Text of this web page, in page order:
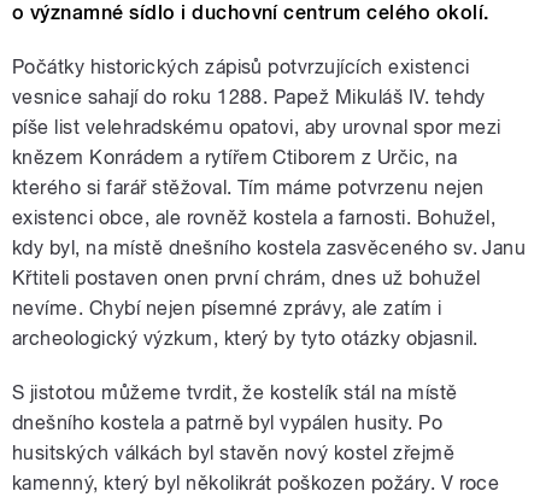
o významné sídlo i duchovní centrum celého okolí.
Počátky historických zápisů potvrzujících existenci
vesnice sahají do roku 1288. Papež Mikuláš IV. tehdy
píše list velehradskému opatovi, aby urovnal spor mezi
knězem Konrádem a rytířem Ctiborem z Určic, na
kterého si farář stěžoval. Tím máme potvrzenu nejen
existenci obce, ale rovněž kostela a farnosti. Bohužel,
kdy byl, na místě dnešního kostela zasvěceného sv. Janu
Křtiteli postaven onen první chrám, dnes už bohužel
nevíme. Chybí nejen písemné zprávy, ale zatím i
archeologický výzkum, který by tyto otázky objasnil.
S jistotou můžeme tvrdit, že kostelík stál na místě
dnešního kostela a patrně byl vypálen husity. Po
husitských válkách byl stavěn nový kostel zřejmě
kamenný, který byl několikrát poškozen požáry. V roce